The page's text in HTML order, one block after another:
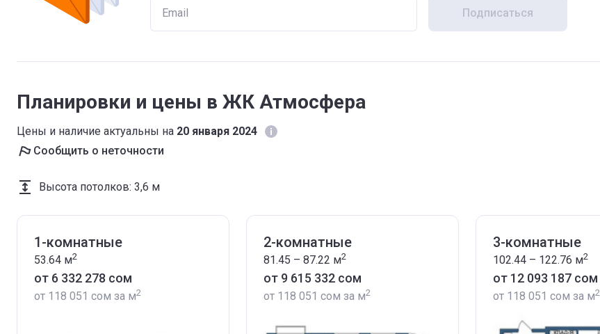
Подписаться
Планировки и цены в ЖК Атмосфера
Цены и наличие актуальны на 20 января 2024
Сообщить о неточности
Высота потолков: 3,6 м
1-комнатные
53.64 м2
от ‍6 332 278 сом
от ‍118 051 сом за м2
2-комнатные
81.45 – 87.22 м2
от ‍9 615 332 сом
от ‍118 051 сом за м2
3-комнатные
102.44 – 122.76 м2
от ‍12 093 187 сом
от ‍118 051 сом за м2